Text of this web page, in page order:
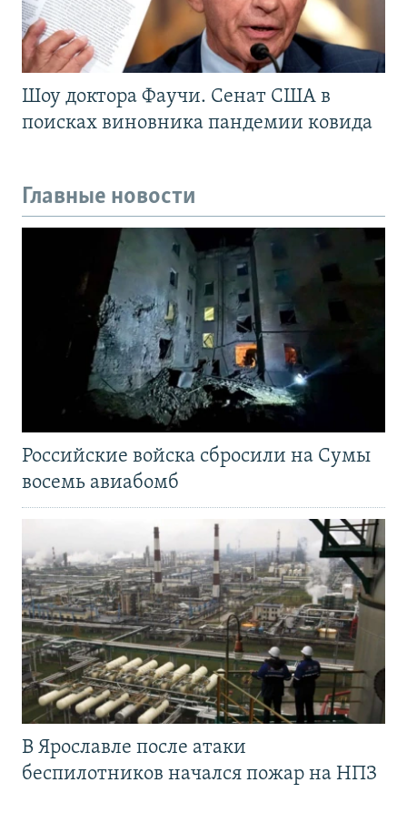
Шоу доктора Фаучи. Сенат США в
поисках виновника пандемии ковида
Главные новости
Российские войска сбросили на Сумы
восемь авиабомб
В Ярославле после атаки
беспилотников начался пожар на НПЗ